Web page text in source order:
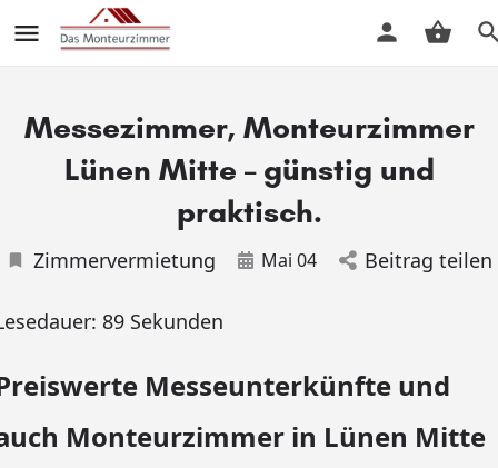
Messezimmer, Monteurzimmer
Lünen Mitte – günstig und
praktisch.
Zimmervermietung Mai 04 Beitrag teilen
89 Sekunden
Messeunterkünfte und
Monteurzimmer in Lünen Mitte